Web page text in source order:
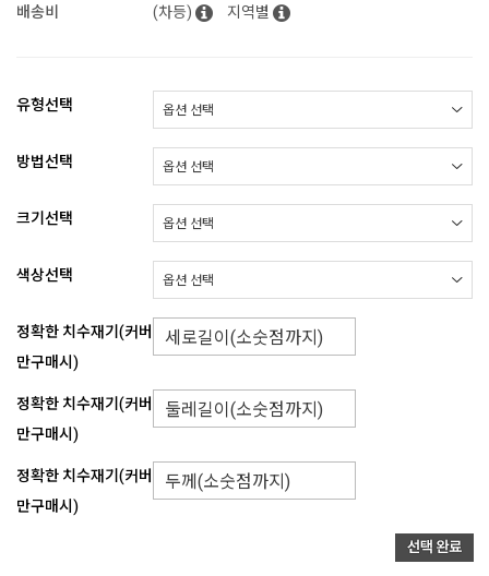
배송비
(차등) 지역별
유형선택
방법선택
크기선택
색상선택
정확한 치수재기(커버
만구매시)
정확한 치수재기(커버
만구매시)
정확한 치수재기(커버
만구매시)